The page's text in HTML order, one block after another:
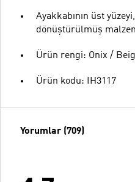
Ayakkabının üst
dönüştürülmüş
Ürün rengi: Onix /
Ürün kodu: IH3117
Yorumlar (709)